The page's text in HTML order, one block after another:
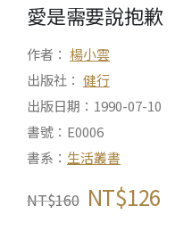
愛是需要說抱歉
作者： 楊小雲
出版社： 健行
出版日期：1990-07-10
書號：E0006
書系： 生活叢書
NT$160 NT$126